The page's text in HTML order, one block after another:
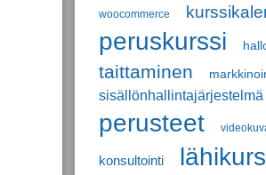
woocommerce
peruskurssi
taittaminen
sisällönhallintajärjestelmä
perusteet
konsultointi